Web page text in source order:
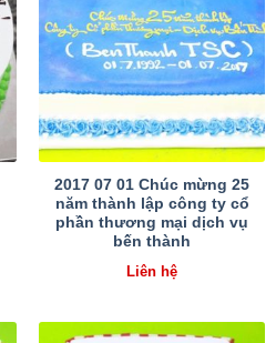
2017 07 01 Chúc mừng 25
năm thành lập công ty cổ
phần thương mại dịch vụ
bến thành
Liên hệ